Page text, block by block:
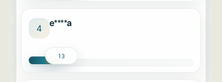
4 e****a
13